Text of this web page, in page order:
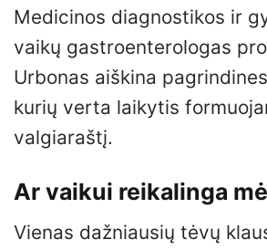
Medicinos diagnostikos ir
vaikų gastroenterologas
Urbonas aiškina
kurių verta laikytis
valgiaraštį.
Ar vaikui reikalinga
Vienas dažniausių tėvų